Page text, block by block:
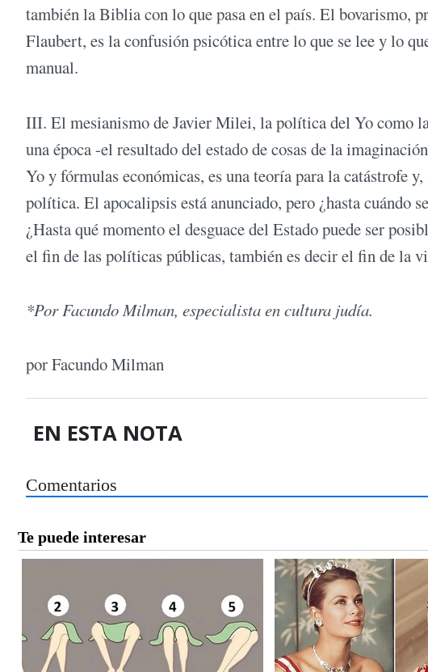
también la Biblia con lo que pasa en el país. El bovarismo,
Flaubert, es la confusión psicótica entre lo que se lee y lo
manual.
III. El mesianismo de Javier Milei, la política del Yo como
una época -el resultado del estado de cosas de la
Yo y fórmulas económicas, es una teoría para la catástrofe
política. El apocalipsis está anunciado, pero ¿hasta cuándo
¿Hasta qué momento el desguace del Estado puede ser
el fin de las políticas públicas, también es decir el fin de la
*Por Facundo Milman, especialista en cultura judía.
por Facundo Milman
EN ESTA NOTA
Comentarios